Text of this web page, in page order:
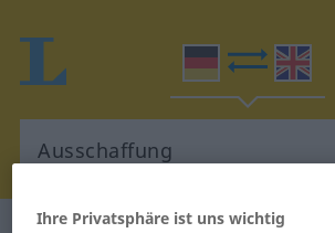
Ihre Privatsphäre ist uns wichtig